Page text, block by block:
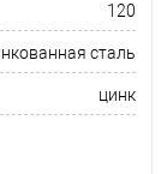
120
сталь
цинк